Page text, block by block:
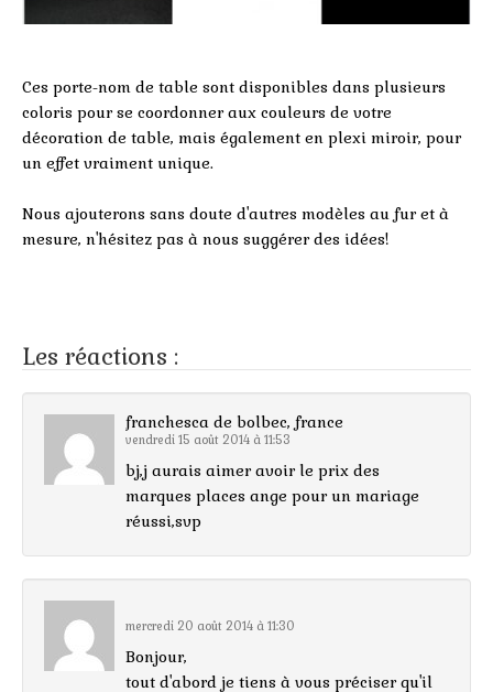
Ces porte-nom de table sont disponibles dans plusieurs
coloris pour se coordonner aux couleurs de votre
décoration de table, mais également en plexi miroir, pour
un effet vraiment unique.
Nous ajouterons sans doute d'autres modèles au fur et à
mesure, n'hésitez pas à nous suggérer des idées!
Les réactions :
franchesca de bolbec, france
vendredi 15 août 2014 à 11:53
bj,j aurais aimer avoir le prix des
marques places ange pour un mariage
réussi,svp
mercredi 20 août 2014 à 11:30
Bonjour,
tout d'abord je tiens à vous préciser qu'il